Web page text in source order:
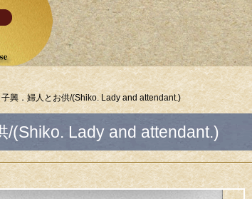
子興．婦人とお供/(Shiko. Lady and attendant.)
/(Shiko. Lady and attendant.)